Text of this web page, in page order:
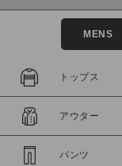
在庫
在庫あり
MENS
トップス
アウター
パンツ